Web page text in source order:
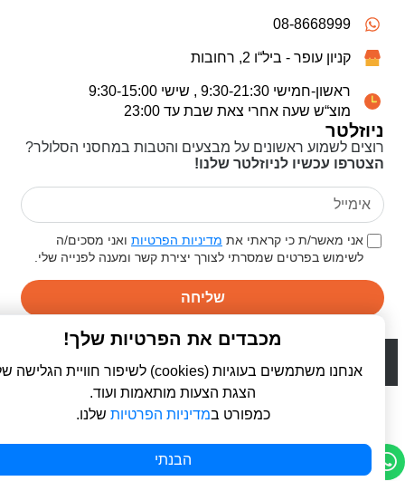
ניוזלטר
רוצים לשמוע ראשונים על מבצעים והטבות במחסני הסלולר?
הצטרפו עכשיו לניוזלטר שלנו!
אני מאשר/ת כי קראתי אתמדיניות הפרטיותואני מסכים/ה
לשימוש בפרטים שמסרתי לצורך יצירת קשר ומענה לפנייה שלי.
שליחה
08-8668999
קניון עופר - ביל“ו 2, רחובות
ראשון-חמישי 9:30-21:30 , שישי 9:30-15:00
מוצ“ש שעה אחרי צאת שבת עד 23:00
WebDigital | וובדיגיטל - עיצוב ובניית אתרים
מכבדים את הפרטיות שלך!
אנחנו משתמשים בעוגיות (cookies) לשיפור חוויית הגלישה שלך,
הצגת הצעות מותאמות ועוד.
כמפורט במדיניות הפרטיותשלנו.
הבנתי